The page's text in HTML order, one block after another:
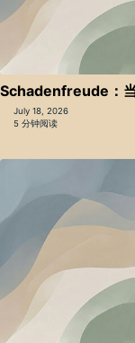
Schadenfreude：
July 18, 2026
5 分钟阅读